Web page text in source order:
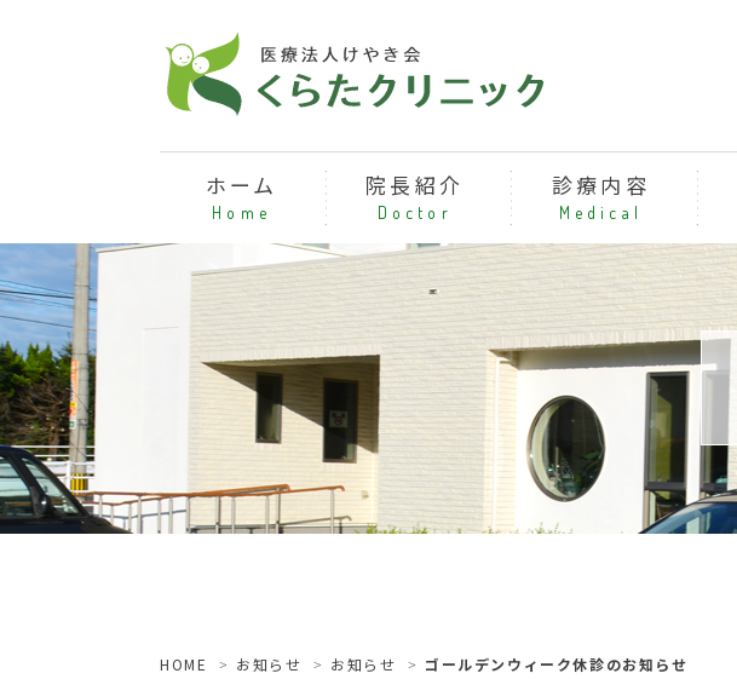
ホーム
Home
院長紹介
Doctor
診療内容
Medical
HOME お知らせ お知らせ ゴールデンウィーク休診のお知らせ